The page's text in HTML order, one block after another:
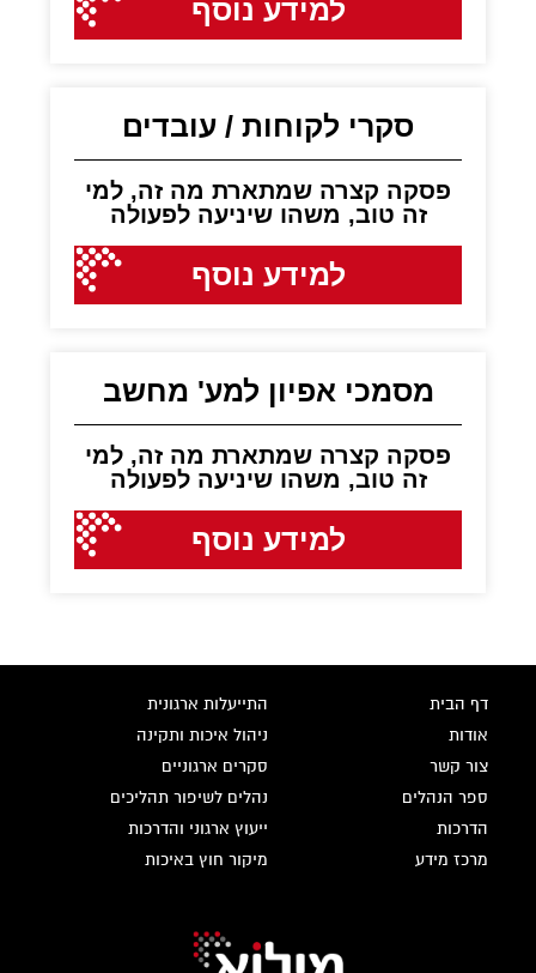
למידע נוסף
סקרי לקוחות / עובדים
פסקה קצרה שמתארת מה זה, למי
זה טוב, משהו שיניעה לפעולה
למידע נוסף
מסמכי אפיון למע' מחשב
פסקה קצרה שמתארת מה זה, למי
זה טוב, משהו שיניעה לפעולה
למידע נוסף
דף הבית
אודות
צור קשר
ספר הנהלים
הדרכות
מרכז מידע
התייעלות ארגונית
ניהול איכות ותקינה
סקרים ארגוניים
נהלים לשיפור תהליכים
ייעוץ ארגוני והדרכות
מיקור חוץ באיכות